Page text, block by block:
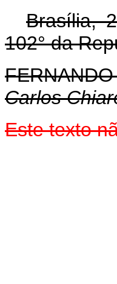
Brasília,
102° da
Carlos
Este texto